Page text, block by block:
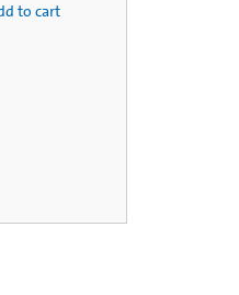
to cart